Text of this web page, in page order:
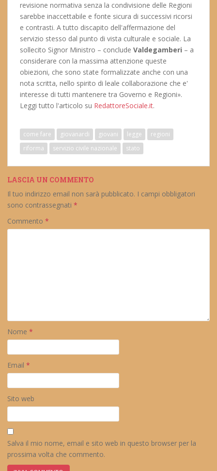
revisione normativa senza la condivisione delle Regioni
sarebbe inaccettabile e fonte sicura di successivi ricorsi
e contrasti. A tutto discapito dell'affermazione del
servizio stesso dal punto di vista culturale e sociale. La
sollecito Signor Ministro – conclude Valdegamberi – a
considerare con la massima attenzione queste
obiezioni, che sono state formalizzate anche con una
nota scritta, nello spirito di leale collaborazione che e'
interesse di tutti mantenere tra Governo e Regioni».
Leggi tutto l'articolo su RedattoreSociale.it.
come fare giovanardi giovani legge
regioni
riforma
servizio civile nazionale stato
LASCIA UN COMMENTO
Il tuo indirizzo email non sarà pubblicato. I campi obbligatori
sono contrassegnati *
Commento *
Nome *
Email *
Sito web
Salva il mio nome, email e sito web in questo browser per la
prossima volta che commento.